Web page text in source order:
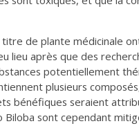
titre de plante médicinale
lieu après que des
potentiellement
plusieurs
bénéfiques seraient
Biloba sont cependant